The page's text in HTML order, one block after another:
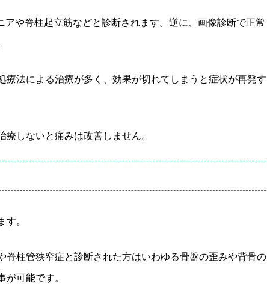
や脊柱起立筋などと診断されます。逆に、画像診断で正常
法による治療が多く、効果が切れてしまうと症状が再発す
しないと痛みは改善しません。
。
柱管狭窄症と診断された方はいわゆる骨盤の歪みや背骨の
可能です。